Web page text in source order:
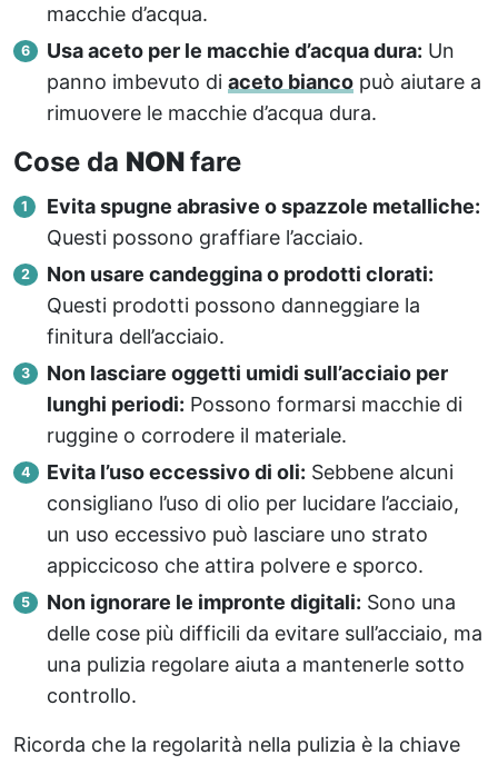
macchie d’acqua.
Usa aceto per le macchie d’acqua dura: Un
panno imbevuto di aceto bianco può aiutare a
rimuovere le macchie d’acqua dura.
Cose da NONfare
Evita spugne abrasive o spazzole metalliche:
Questi possono graffiare l’acciaio.
Non usare candeggina o prodotti clorati:
Questi prodotti possono danneggiare la
finitura dell’acciaio.
Non lasciare oggetti umidi sull’acciaio per
lunghi periodi: Possono formarsi macchie di
ruggine o corrodere il materiale.
Evita l’uso eccessivo di oli: Sebbene alcuni
consigliano l’uso di olio per lucidare l’acciaio,
un uso eccessivo può lasciare uno strato
appiccicoso che attira polvere e sporco.
Non ignorare le impronte digitali: Sono una
delle cose più difficili da evitare sull’acciaio, ma
una pulizia regolare aiuta a mantenerle sotto
controllo.
Ricorda che la regolarità nella pulizia è la chiave